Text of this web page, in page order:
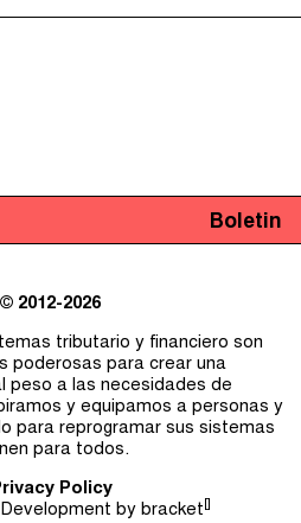
Boletin
© 2012-2026
tributario y financiero son
poderosas para crear una
peso a las necesidades de
y equipamos a personas y
para reprogramar sus sistemas
para todos.
Policy
by bracket